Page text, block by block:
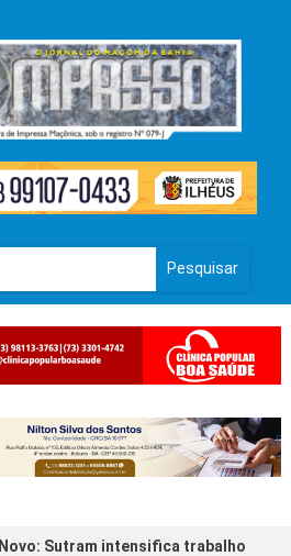
Sutram intensifica trabalho